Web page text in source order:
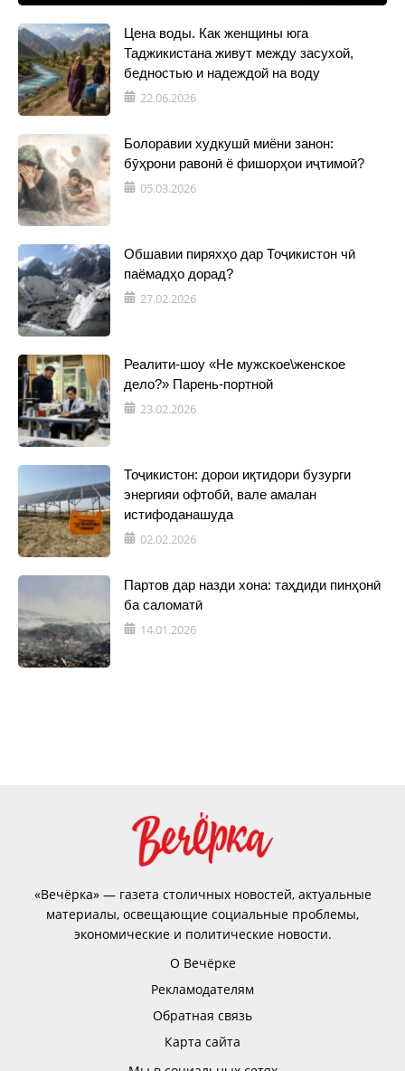
Цена воды. Как женщины юга
Таджикистана живут между засухой,
бедностью и надеждой на воду
22.06.2026
Болоравии худкушӣ миёни занон:
бӯҳрони равонӣ ё фишорҳои иҷтимоӣ?
05.03.2026
Обшавии пиряхҳо дар Тоҷикистон чӣ
паёмадҳо дорад?
27.02.2026
Реалити-шоу «Не мужское\женское
дело?» Парень-портной
23.02.2026
Тоҷикистон: дорои иқтидори бузурги
энергияи офтобӣ, вале амалан
истифоданашуда
02.02.2026
Партов дар назди хона: таҳдиди пинҳонӣ
ба саломатӣ
14.01.2026
«Вечёрка» — газета столичных новостей, актуальные
материалы, освещающие социальные проблемы,
экономические и политические новости.
О Вечёрке
Рекламодателям
Обратная связь
Карта сайта